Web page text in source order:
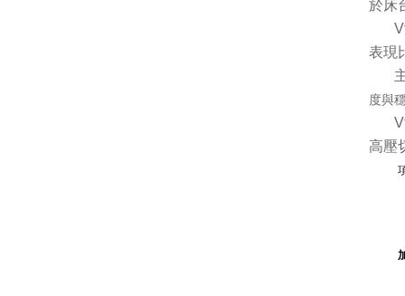
於床
表現
度與
高壓